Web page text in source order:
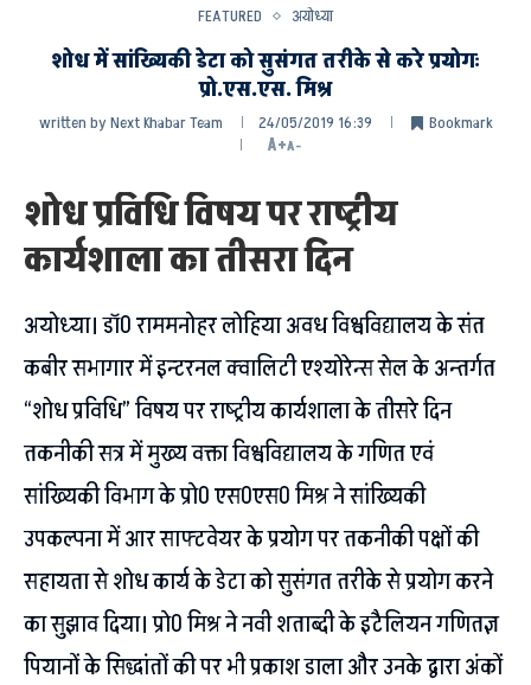
FEATURED अयोध्या
शोध में सांख्यिकी डेटा को सुसंगत तरीके से करे प्रयोगः
प्रो.एस.एस. मिश्र
written byNext Khabar Team 24/05/2019 16:39
Bookmark
A+A-
शोध प्रविधि विषय पर राष्ट्रीय
कार्यशाला का तीसरा दिन
अयोध्या। डाॅ0 राममनोहर लोहिया अवध विश्वविद्यालय के संत
कबीर सभागार में इन्टरनल क्वालिटी एश्योरेन्स सेल के अन्तर्गत
“शोध प्रविधि” विषय पर राष्ट्रीय कार्यशाला के तीसरे दिन
तकनीकी सत्र में मुख्य वक्ता विश्वविद्यालय के गणित एवं
सांख्यिकी विभाग के प्रो0 एस0एस0 मिश्र ने सांख्यिकी
उपकल्पना में आर साफ्टवेयर के प्रयोग पर तकनीकी पक्षों की
सहायता से शोध कार्य के डेटा को सुसंगत तरीके से प्रयोग करने
का सुझाव दिया। प्रो0 मिश्र ने नवी शताब्दी के इटैलियन गणितज्ञ
पियानों के सिद्धांतों की पर भी प्रकाश डाला और उनके द्वारा अंकों